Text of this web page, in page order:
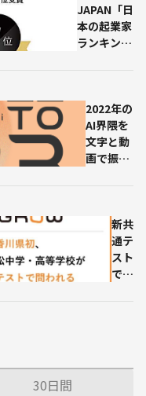
なげ
る新
サー
始
で愛
車を
見守
ーウ
ォッ
チ」
機能
JAPAN「日
本の起業家
ランキング
2022年の
AI界隈を
文字と動
画で振り
集サイト
を公開
新共
通テ
スト
で問
力」
30日間